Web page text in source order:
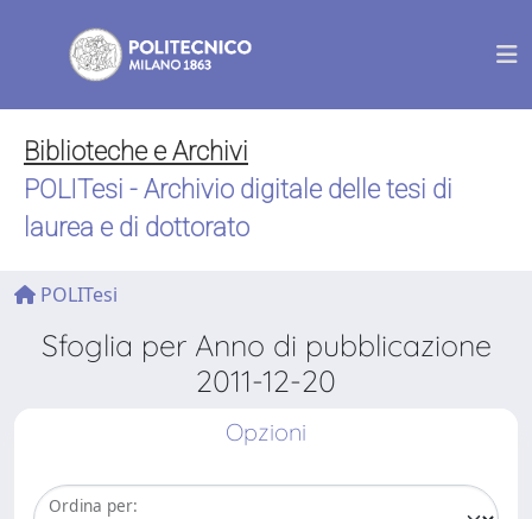
Biblioteche e Archivi
POLITesi - Archivio digitale delle tesi di
laurea e di dottorato
POLITesi
Sfoglia per Anno di pubblicazione
2011-12-20
Opzioni
Ordina per: